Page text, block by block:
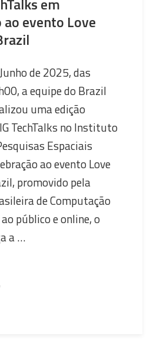
ao evento Love
de 2025, das
a equipe do Brazil
uma edição
TechTalks no Instituto
Espaciais
ao evento Love
promovido pela
de Computação
público e online, o
a …